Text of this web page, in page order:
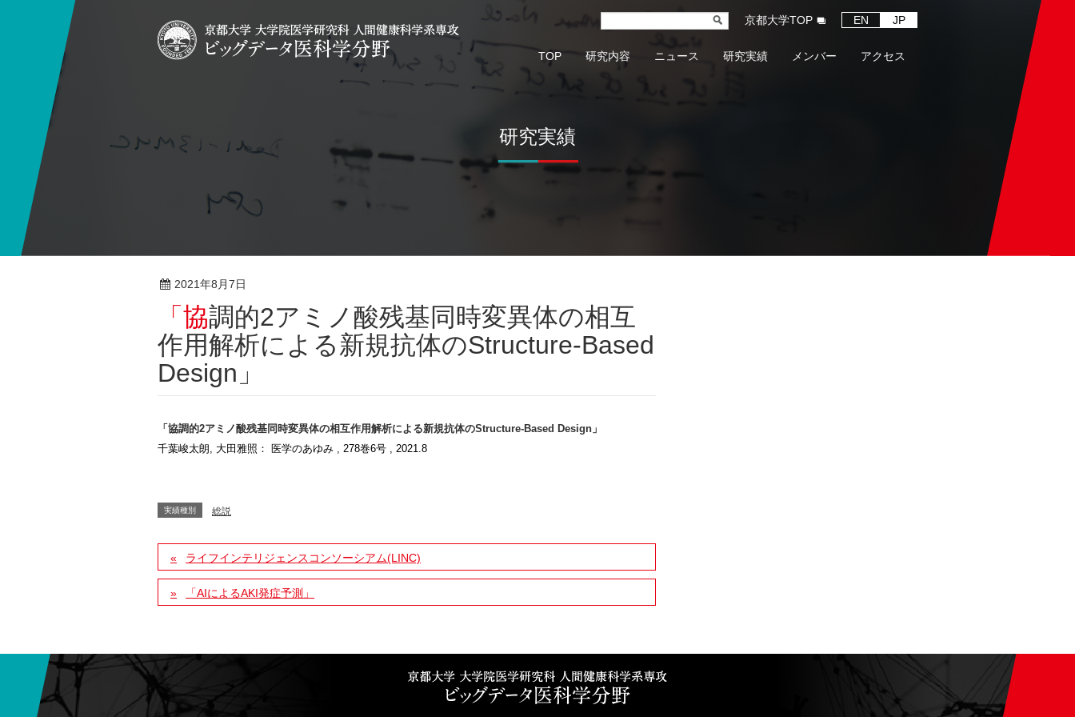
京都大学TOP EN JP
TOP 研究内容 ニュース 研究実績 メンバー アクセス
研究実績
2021年8月7日
「協調的2アミノ酸残基同時変異体の相互
作用解析による新規抗体のStructure-Based
Design」
「協調的2アミノ酸残基同時変異体の相互作用解析による新規抗体のStructure-Based Design」
千葉峻太朗, 大田雅照： 医学のあゆみ , 278巻6号 , 2021.8
実績種別 総説
ライフインテリジェンスコンソーシアム(LINC)
「AIによるAKI発症予測」